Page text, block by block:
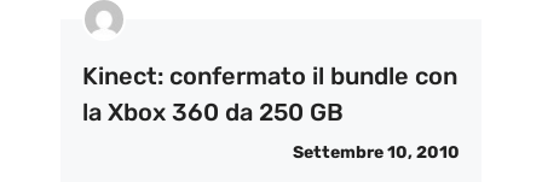
Kinect: confermato il bundle con
la Xbox 360 da 250 GB
Settembre 10, 2010